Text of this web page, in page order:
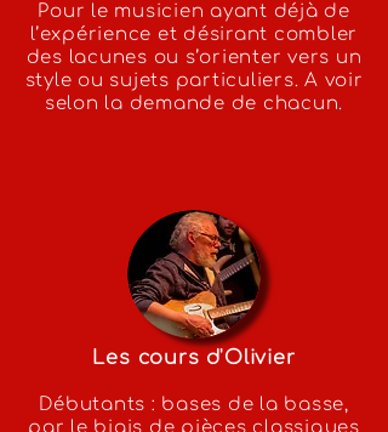
Pour le musicien ayant déjà de
l’expérience et désirant combler
des lacunes ou s’orienter vers un
style ou sujets particuliers. A voir
selon la demande de chacun.
Les cours d'Olivier
Débutants : bases de la basse,
par le biais de pièces classiques